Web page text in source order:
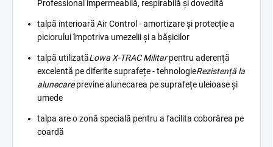
Professional impermeabilă, respirabilă și dovedită
talpă interioară Air Control - amortizare și protecție a
piciorului împotriva umezelii și a bășicilor
talpă utilizatăLowa X-TRAC Militarpentru aderență
excelentă pe diferite suprafețe - tehnologieRezistență la
alunecareprevine alunecarea pe suprafețe uleioase și
umede
talpa are o zonă specială pentru a facilita coborârea pe
coardă